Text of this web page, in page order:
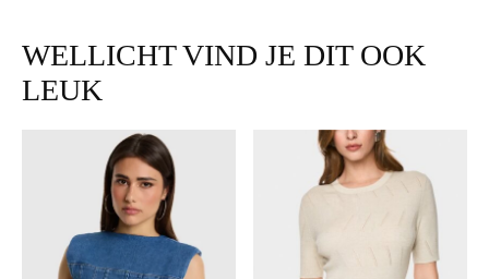
WELLICHT VIND JE DIT OOK
LEUK